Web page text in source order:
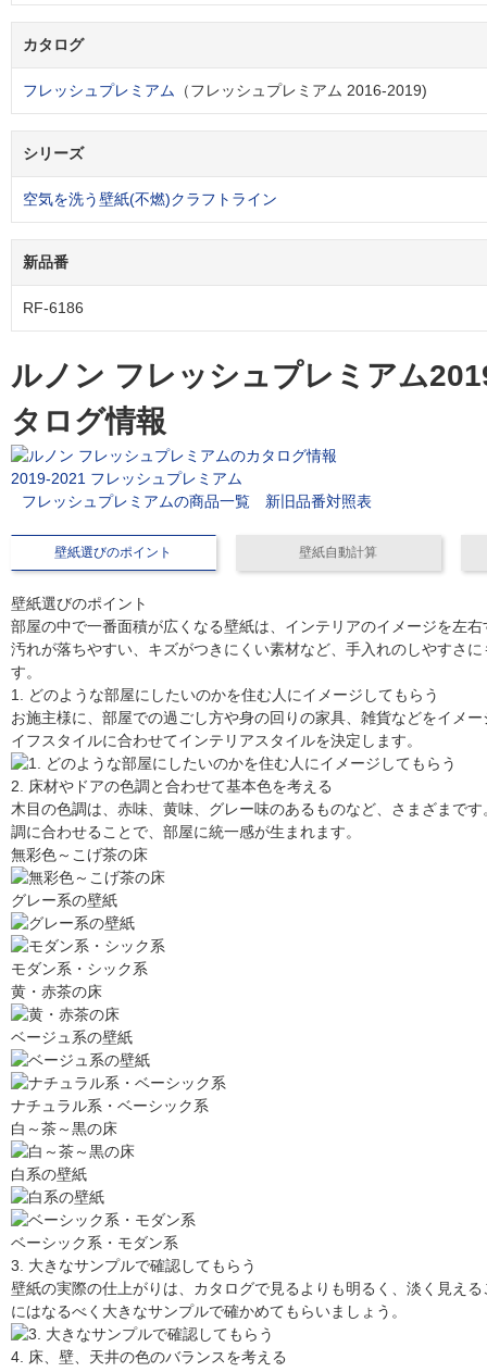
カタログ
フレッシュプレミアム （フレッシュプレミアム 2016-2019)
シリーズ
空気を洗う壁紙(不燃)クラフトライン
新品番
RF-6186
ルノン フレッシュプレミアム
タログ情報
2019-2021 フレッシュプレミアム
フレッシュプレミアムの商品一覧
新旧品番対照表
壁紙選びのポイント 壁紙自動計算
壁紙選びのポイント
部屋の中で一番面積が広くなる壁紙は、インテリアのイメージを左
汚れが落ちやすい、キズがつきにくい素材など、手入れのしやすさ
す。
1. どのような部屋にしたいのかを住む人にイメージしてもらう
お施主様に、部屋での過ごし方や身の回りの家具、雑貨などをイメ
イフスタイルに合わせてインテリアスタイルを決定します。
2. 床材やドアの色調と合わせて基本色を考える
木目の色調は、赤味、黄味、グレー味のあるものなど、さまざまで
調に合わせることで、部屋に統一感が生まれます。
無彩色～こげ茶の床
グレー系の壁紙
モダン系・シック系
黄・赤茶の床
ベージュ系の壁紙
ナチュラル系・ベーシック系
白～茶～黒の床
白系の壁紙
ベーシック系・モダン系
3. 大きなサンプルで確認してもらう
壁紙の実際の仕上がりは、カタログで見るよりも明るく、淡く見え
にはなるべく大きなサンプルで確かめてもらいましょう。
4. 床、壁、天井の色のバランスを考える